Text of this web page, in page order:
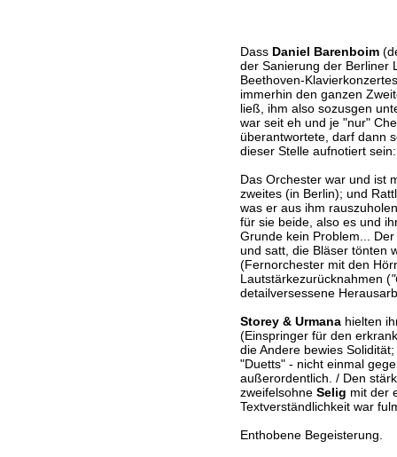
Dass Daniel Barenboim
der Sanierung der Berliner
Beethoven-
immerhin den ganzen
ließ, ihm also sozusgen
war seit eh und je "nur"
überantwortete, darf dann
dieser Stelle aufnotiert sein:
Das Orchester war und ist
zweites (in Berlin); und
was er aus ihm
für sie beide, also es und
Grunde kein Problem...
und satt, die Bläser tönten
(Fernorchester mit den
Lautstärkezurücknahmen (
detailversessene
Storey & Urmanahielten
(Einspringer für den
die Andere bewies
"Duetts" - nicht einmal
außerordentlich. / Den
zweifelsohne Selig mit der
Textverständlichkeit war
Enthobene Begeisterung.